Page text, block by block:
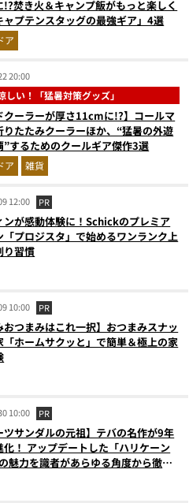
!?焚き火＆キャンプ飯がもっと楽しく
ャプテンスタッグの最強ギア」4選
ア
20:00
しい！「猛暑対策グッズ」
クーラーが厚さ11cmに!?】コールマ
りたたみクーラーほか、“猛暑の外遊
”するためのクールギア傑作3選
ア 雑貨
12:00 PR
ンが感動体験に！Schickのプレミア
「プロジスタ」で始めるワンランク上
り習慣
10:00 PR
おつまみはこれ一択】おつまみスナッ
「ホームサクッと」で簡単＆極上の家
10:00 PR
ツサンダルの元祖】テバの名作が9年
化！ アップデートした「ハリケーン
魅力を識者があらゆる角度から徹底